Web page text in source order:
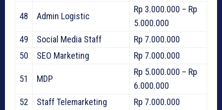
48 Admin Logistic
Rp 3.000.000 – Rp
5.000.000
49
Social Media Staff
Rp 7.000.000
50
SEO Marketing Rp 7.000.000
51 MDP
Rp 5.000.000 – Rp
6.000.000
52
Staff Telemarketing
Rp 7.000.000